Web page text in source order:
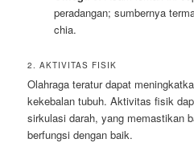
peradangan; sumbernya
chia.
2. AKTIVITAS FISIK
Olahraga teratur dapat
kekebalan tubuh. Aktivitas fisik
sirkulasi darah, yang memastikan
berfungsi dengan baik.